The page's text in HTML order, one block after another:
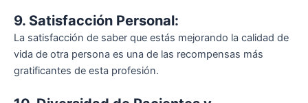
9. Satisfacción Personal:
La satisfacción de saber que estás mejorando la calidad de
vida de otra persona es una de las recompensas más
gratificantes de esta profesión.